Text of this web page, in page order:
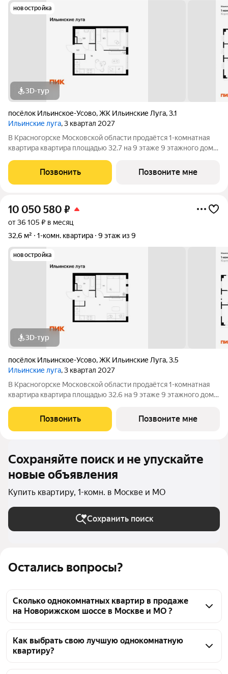
Остались вопросы?
Сколько однокомнатных квартир в продаже
на Новорижском шоссе в Москве и МО ?
Новорижском шоссе в Москве и МО 239
однокомнатных квартир 239 объявлений от
Как выбрать свою лучшую однокомнатную
квартиру?
новостройка
3D-тур
посёлок Ильинское-Усово,ЖК Ильинские Луга,3.1
Ильинские луга, 3 квартал 2027
В Красногорске Московской области продаётся 1-комнатная
квартира квартира площадью 32.7 на 9 этаже 9 этажного дома
Удобное расположение 20 минут на автомобиле до станций
метро «Волоколамская»,
Позвонить Позвоните мне
10 050 580 ₽
от 36 105 ₽ в месяц
32,6 м²
1-комн. квартира 9 этаж из 9
новостройка
3D-тур
посёлок Ильинское-Усово,ЖК Ильинские Луга,3.5
Ильинские луга, 3 квартал 2027
В Красногорске Московской области продаётся 1-комнатная
квартира квартира площадью 32.6 на 9 этаже 9 этажного дома
Удобное расположение 20 минут на автомобиле до станций
метро «Волоколамская»,
Позвонить Позвоните мне
Сохраняйте поиск и не упускайте
новые объявления
Купить квартиру, 1-комн. в Москве и МО
Сохранить поиск